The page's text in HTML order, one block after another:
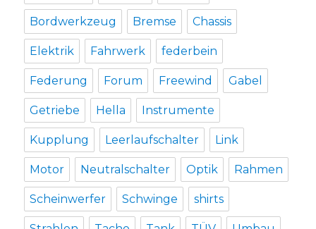
Bordwerkzeug Bremse Chassis
Elektrik Fahrwerk federbein
Federung Forum Freewind Gabel
Getriebe Hella Instrumente
Kupplung Leerlaufschalter Link
Motor Neutralschalter Optik Rahmen
Scheinwerfer Schwinge shirts